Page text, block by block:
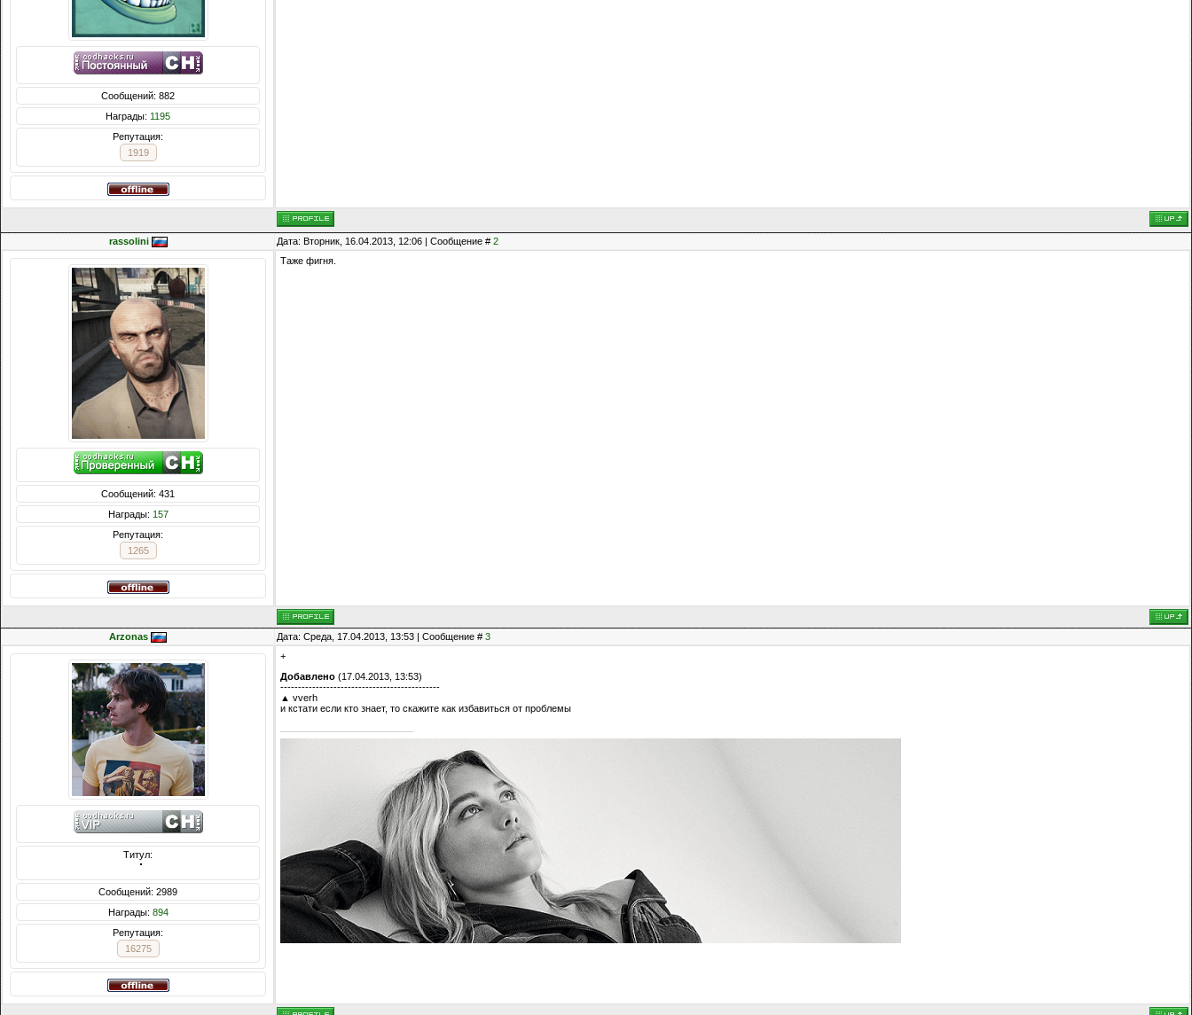
Сообщений: 882
Награды: 1195
Репутация:
1919
rassolini Дата: Вторник, 16.04.2013, 12:06 | Сообщение # 2
Сообщений: 431
Награды: 157
Репутация:
1265
Таже фигня.
Arzonas Дата: Среда, 17.04.2013, 13:53 | Сообщение # 3
Титул:
  ̍̍̍̍̍̍̍̍̍̍̍̍̍̍̍̍̍̍̍̍̍̍̍̍̍̍̍̍̍̍̍̍̍̍̍̍̍̍̍̍̍̍̍̍̍̍
Сообщений: 2989
Награды: 894
Репутация:
16275
+
Добавлено (17.04.2013, 13:53)
---------------------------------------------
▲ vverh
и кстати если кто знает, то скажите как избавиться от проблемы